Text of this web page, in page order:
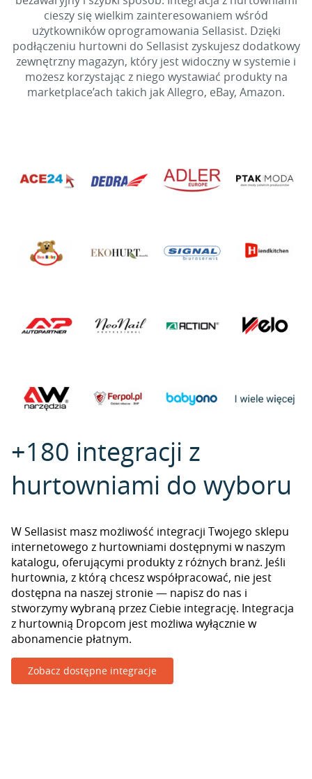
cieszy się wielkim zainteresowaniem wśród
użytkowników oprogramowania Sellasist. Dzięki
podłączeniu hurtowni do Sellasist zyskujesz dodatkowy
zewnętrzny magazyn, który jest widoczny w systemie i
możesz korzystając z niego wystawiać produkty na
marketplace’ach takich jak Allegro, eBay, Amazon.
+180 integracji z
hurtowniami do wyboru
W Sellasist masz możliwość integracji Twojego sklepu
internetowego z hurtowniami dostępnymi w naszym
katalogu, oferującymi produkty z różnych branż. Jeśli
hurtownia, z którą chcesz współpracować, nie jest
dostępna na naszej stronie — napisz do nas i
stworzymy wybraną przez Ciebie integrację. Integracja
z hurtownią Dropcom jest możliwa wyłącznie w
abonamencie płatnym.
Zobacz dostępne integracje